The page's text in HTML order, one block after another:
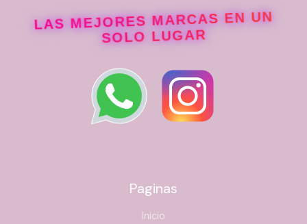
LAS MEJORES MARCAS EN UN
SOLO LUGAR
Paginas
Inicio